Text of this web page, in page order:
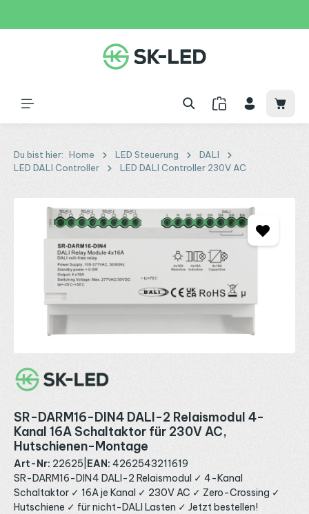
Du bist hier: Home LED Steuerung
DALI
LED DALI Controller
LED DALI Controller 230V AC
Bildergalerie überspringen
SR-DARM16-DIN4 DALI-2 Relaismodul 4-
Kanal 16A Schaltaktor für 230V AC,
Hutschienen-Montage
Art-Nr: 22625 EAN: 4262543211619
SR-DARM16-DIN4 DALI-2 Relaismodul ✓ 4-Kanal
Schaltaktor ✓ 16A je Kanal ✓ 230V AC ✓ Zero-Crossing ✓
Hutschiene ✓ für nicht-DALI Lasten ✓ Jetzt bestellen!